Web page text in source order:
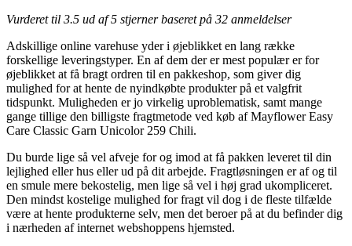
Vurderet til 3.5 ud af 5 stjerner baseret på 32 anmeldelser
Adskillige online varehuse yder i øjeblikket en lang række
forskellige leveringstyper. En af dem der er mest populær er for
øjeblikket at få bragt ordren til en pakkeshop, som giver dig
mulighed for at hente de nyindkøbte produkter på et valgfrit
tidspunkt. Muligheden er jo virkelig uproblematisk, samt mange
gange tillige den billigste fragtmetode ved køb af Mayflower Easy
Care Classic Garn Unicolor 259 Chili.
Du burde lige så vel afveje for og imod at få pakken leveret til din
lejlighed eller hus eller ud på dit arbejde. Fragtløsningen er af og til
en smule mere bekostelig, men lige så vel i høj grad ukompliceret.
Den mindst kostelige mulighed for fragt vil dog i de fleste tilfælde
være at hente produkterne selv, men det beroer på at du befinder dig
i nærheden af internet webshoppens hjemsted.